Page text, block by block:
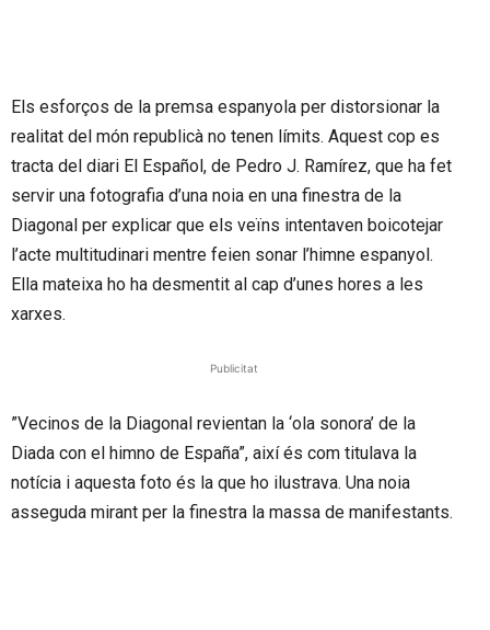
Els esforços de la premsa espanyola per distorsionar la
realitat del món republicà no tenen límits. Aquest cop es
tracta del diari El Español, de Pedro J. Ramírez, que ha fet
servir una fotografia d’una noia en una finestra de la
Diagonal per explicar que els veïns intentaven boicotejar
l’acte multitudinari mentre feien sonar l’himne espanyol.
Ella mateixa ho ha desmentit al cap d’unes hores a les
xarxes.
Publicitat
”Vecinos de la Diagonal revientan la ‘ola sonora’ de la
Diada con el himno de España”, així és com titulava la
notícia i aquesta foto és la que ho ilustrava. Una noia
asseguda mirant per la finestra la massa de manifestants.